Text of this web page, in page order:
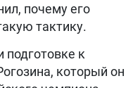
почему его
тактику.
к
который он